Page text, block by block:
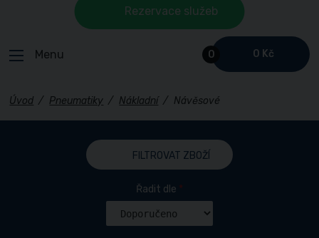
0 0 Kč
Menu
Rezervace služeb
Úvod / Pneumatiky / Nákladní / Návěsové
FILTROVAT ZBOŽÍ
Řadit dle *